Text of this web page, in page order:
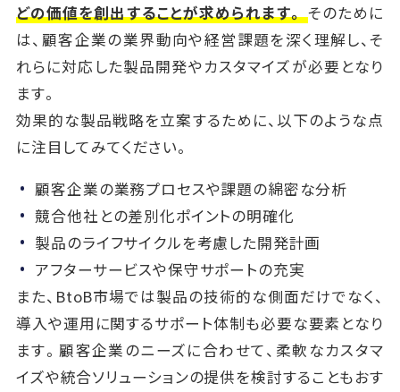
どの価値を創出することが求められます。そのために
は、顧客企業の業界動向や経営課題を深く理解し、そ
れらに対応した製品開発やカスタマイズが必要となり
ます。
効果的な製品戦略を立案するために、以下のような点
に注目してみてください。
顧客企業の業務プロセスや課題の綿密な分析
競合他社との差別化ポイントの明確化
製品のライフサイクルを考慮した開発計画
アフターサービスや保守サポートの充実
また、BtoB市場では製品の技術的な側面だけでなく、
導入や運用に関するサポート体制も必要な要素となり
ます。顧客企業のニーズに合わせて、柔軟なカスタマ
イズや統合ソリューションの提供を検討することもおす